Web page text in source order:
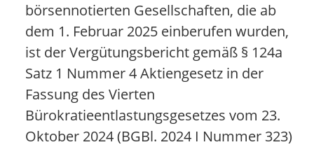
börsennotierten Gesellschaften, die ab
dem 1. Februar 2025 einberufen wurden,
ist der Vergütungsbericht gemäß § 124a
Satz 1 Nummer 4 Aktiengesetz in der
Fassung des Vierten
Bürokratieentlastungsgesetzes vom 23.
Oktober 2024 (BGBl. 2024 I Nummer 323)